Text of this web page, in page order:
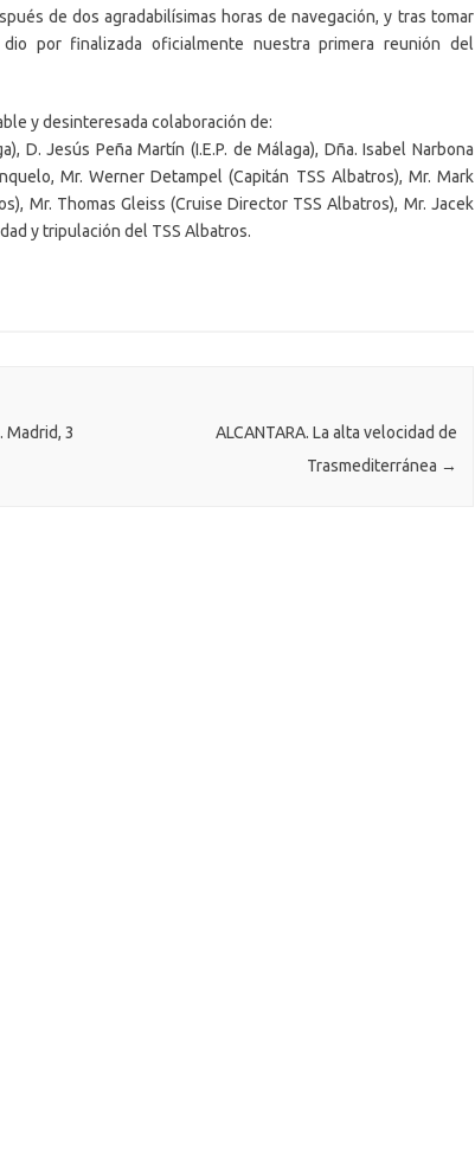
de dos agradabilísimas horas de navegación, y tras tomar
por finalizada oficialmente nuestra primera reunión del
y desinteresada colaboración de:
D. Jesús Peña Martín (I.E.P. de Málaga), Dña. Isabel Narbona
Mr. Werner Detampel (Capitán TSS Albatros), Mr. Mark
Mr. Thomas Gleiss (Cruise Director TSS Albatros), Mr. Jacek
y tripulación del TSS Albatros.
Madrid, 3
ALCANTARA. La alta velocidad de
Trasmediterránea →